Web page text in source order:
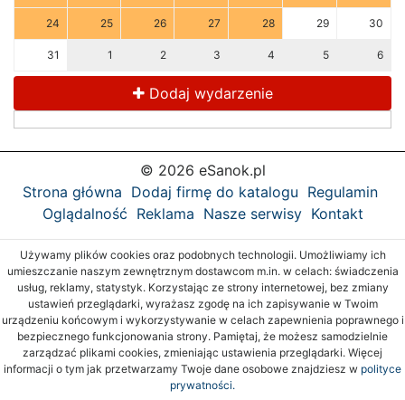
24 25 26 27 28 29 30
31 1 2 3 4 5 6
Dodaj wydarzenie
© 2026 eSanok.pl
Strona główna Dodaj firmę do katalogu Regulamin
Oglądalność Reklama Nasze serwisy Kontakt
Używamy plików cookies oraz podobnych technologii. Umożliwiamy ich
umieszczanie naszym zewnętrznym dostawcom m.in. w celach: świadczenia
usług, reklamy, statystyk. Korzystając ze strony internetowej, bez zmiany
ustawień przeglądarki, wyrażasz zgodę na ich zapisywanie w Twoim
urządzeniu końcowym i wykorzystywanie w celach zapewnienia poprawnego i
bezpiecznego funkcjonowania strony. Pamiętaj, że możesz samodzielnie
zarządzać plikami cookies, zmieniając ustawienia przeglądarki. Więcej
informacji o tym jak przetwarzamy Twoje dane osobowe znajdziesz w polityce
prywatności.